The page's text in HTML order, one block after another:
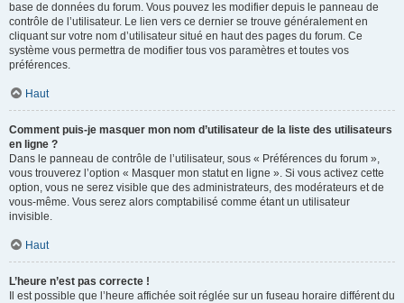
base de données du forum. Vous pouvez les modifier depuis le panneau de
contrôle de l’utilisateur. Le lien vers ce dernier se trouve généralement en
cliquant sur votre nom d’utilisateur situé en haut des pages du forum. Ce
système vous permettra de modifier tous vos paramètres et toutes vos
préférences.
Haut
Comment puis-je masquer mon nom d’utilisateur de la liste des utilisateurs
en ligne ?
Dans le panneau de contrôle de l’utilisateur, sous « Préférences du forum »,
vous trouverez l’option « Masquer mon statut en ligne ». Si vous activez cette
option, vous ne serez visible que des administrateurs, des modérateurs et de
vous-même. Vous serez alors comptabilisé comme étant un utilisateur
invisible.
Haut
L’heure n’est pas correcte !
Il est possible que l’heure affichée soit réglée sur un fuseau horaire différent du